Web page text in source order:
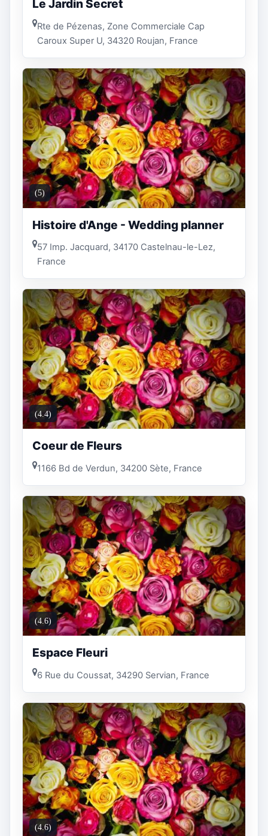
Le Jardin Secret
Rte de Pézenas, Zone Commerciale Cap
Caroux Super U, 34320 Roujan, France
(5)
Histoire d'Ange - Wedding planner
57 Imp. Jacquard, 34170 Castelnau-le-Lez,
France
(4.4)
Coeur de Fleurs
1166 Bd de Verdun, 34200 Sète, France
(4.6)
Espace Fleuri
6 Rue du Coussat, 34290 Servian, France
(4.6)